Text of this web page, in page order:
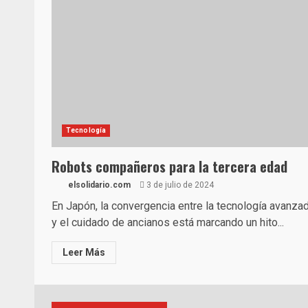
Tecnología
Robots compañeros para la tercera edad
elsolidario.com 3 de julio de 2024
En Japón, la convergencia entre la tecnología
y el cuidado de ancianos está marcando un hito...
Leer Más